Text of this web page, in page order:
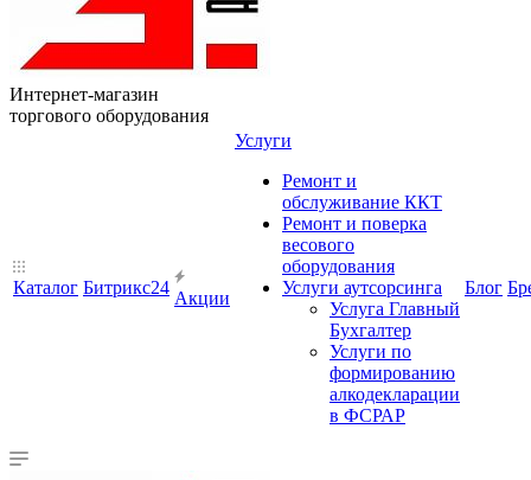
Интернет-магазин
торгового оборудования
Каталог Битрикс24
Акции
Услуги
Ремонт и
обслуживание ККТ
Ремонт и поверка
весового
оборудования
Услуги аутсорсинга
Услуга Главный
Бухгалтер
Услуги по
формированию
алкодекларации
в ФСРАР
Блог